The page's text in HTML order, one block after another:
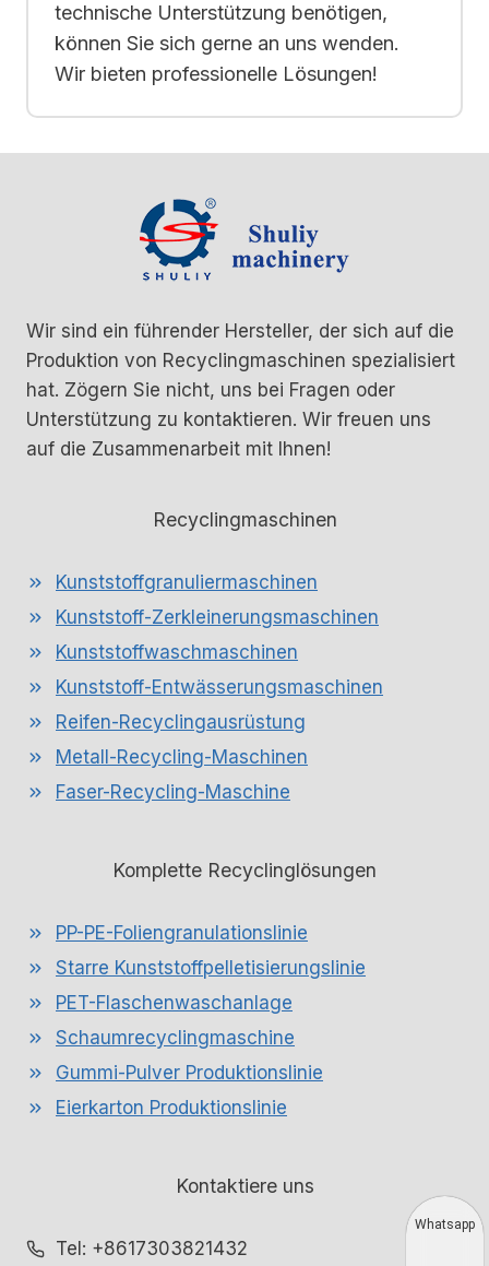
technische Unterstützung benötigen,
können Sie sich gerne an uns wenden.
Wir bieten professionelle Lösungen!
Wir sind ein führender Hersteller, der sich auf die
Produktion von Recyclingmaschinen spezialisiert
hat. Zögern Sie nicht, uns bei Fragen oder
Unterstützung zu kontaktieren. Wir freuen uns
auf die Zusammenarbeit mit Ihnen!
Recyclingmaschinen
Kunststoffgranuliermaschinen
Kunststoff-Zerkleinerungsmaschinen
Kunststoffwaschmaschinen
Kunststoff-Entwässerungsmaschinen
Reifen-Recyclingausrüstung
Metall-Recycling-Maschinen
Faser-Recycling-Maschine
Komplette Recyclinglösungen
PP-PE-Foliengranulationslinie
Starre Kunststoffpelletisierungslinie
PET-Flaschenwaschanlage
Schaumrecyclingmaschine
Gummi-Pulver Produktionslinie
Eierkarton Produktionslinie
Kontaktiere uns
Tel: +8617303821432
Whatsapp